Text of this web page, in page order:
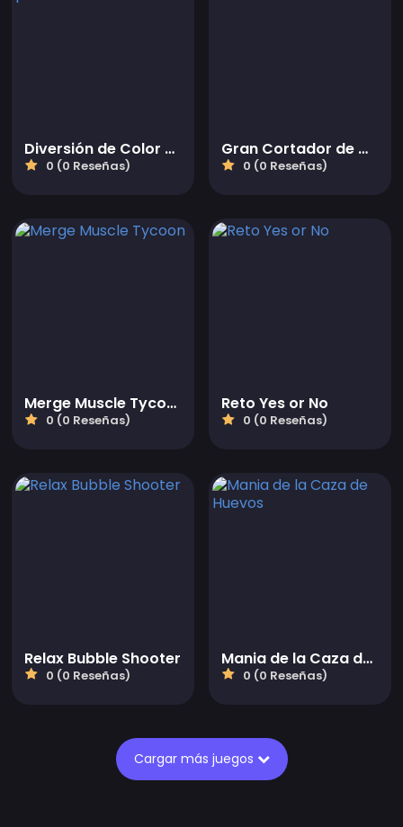
Diversión de Color para Niños
0 (0 Reseñas)
Gran Cortador de Cocina MOM
0 (0 Reseñas)
Merge Muscle Tycoon
0 (0 Reseñas)
Reto Yes or No
0 (0 Reseñas)
Relax Bubble Shooter
0 (0 Reseñas)
Mania de la Caza de Huevos
0 (0 Reseñas)
Cargar más juegos